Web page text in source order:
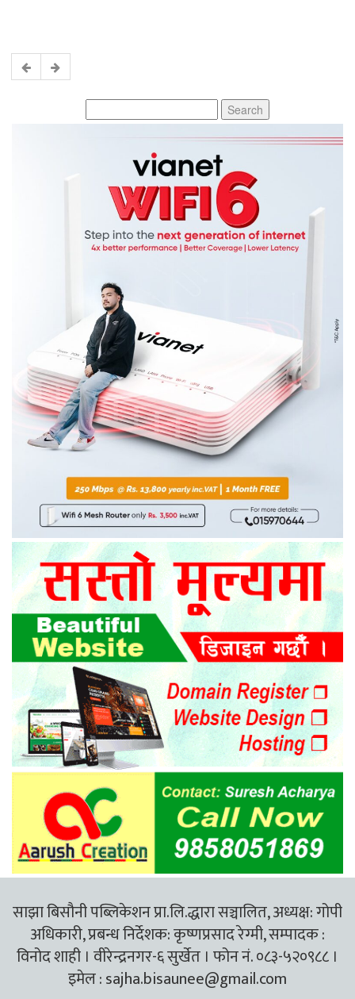
for:
साझा बिसौनी पब्लिकेशन प्रा.लि.द्धारा सञ्चालित, अध्यक्ष: गोपी
अधिकारी, प्रबन्ध निर्देशक: कृष्णप्रसाद रेग्मी, सम्पादक :
विनोद शाही । वीरेन्द्रनगर-६ सुर्खेत । फोन नं. ०८३-५२०९८८ ।
इमेल :sajha.bisaunee@gmail.com